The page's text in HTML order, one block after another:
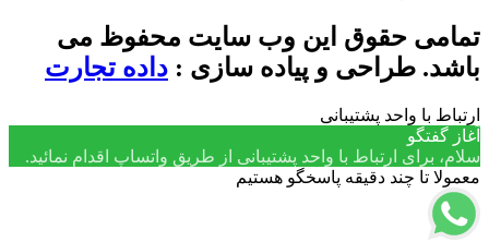
تمامی حقوق این وب سایت محفوظ می
باشد. طراحی و پیاده سازی : داده تجارت
ارتباط با واحد پشتیبانی
آغاز گفتگو
سلام، برای ارتباط با واحد پشتیبانی از طریق واتساپ اقدام نمائید.
معمولا تا چند دقیقه پاسخگو هستیم